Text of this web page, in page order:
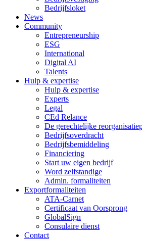
Bedrijfsloket
News
Community
Entrepreneurship
ESG
International
Digital AI
Talents
Hulp & expertise
Hulp & expertise
Experts
Legal
CEd Relance
De gerechtelijke
Bedrijfsoverdracht
Bedrijfsbemiddeling
Financiering
Start uw eigen bedrijf
Word zelfstandige
Admin. formaliteiten
Exportformaliteiten
ATA-Carnet
Certificaat van Oorsprong
GlobalSign
Consulaire dienst
Contact